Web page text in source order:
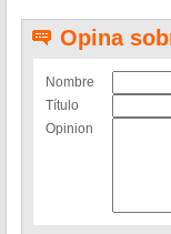
Opina
Nombre
Título
Opinion